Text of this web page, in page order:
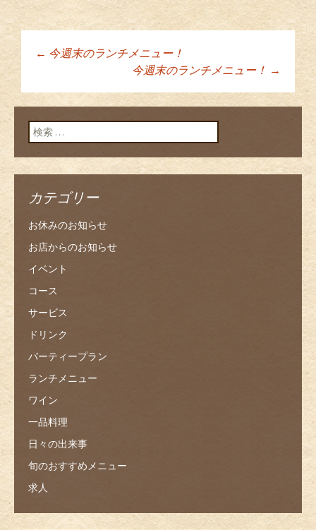
投稿ナビゲーショ
ン
← 今週末のランチメニュー！
今週末のランチメニュー！ →
検索:
カテゴリー
お休みのお知らせ
お店からのお知らせ
イベント
コース
サービス
ドリンク
パーティープラン
ランチメニュー
ワイン
一品料理
日々の出来事
旬のおすすめメニュー
求人